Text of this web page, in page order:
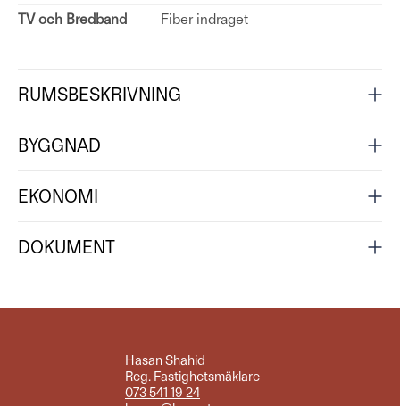
TV och Bredband Fiber indraget
RUMSBESKRIVNING
BYGGNAD
EKONOMI
DOKUMENT
Hasan Shahid
Reg. Fastighetsmäklare
073 541 19 24